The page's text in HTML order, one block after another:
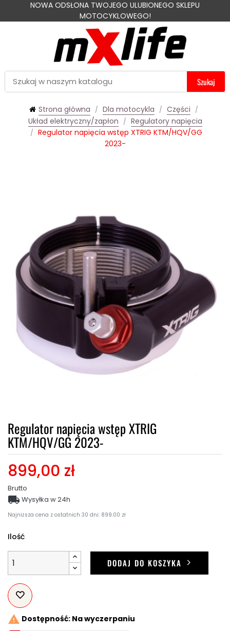
NOWA ODSŁONA TWOJEGO ULUBIONEGO SKLEPU
MOTOCYKLOWEGO!
Szukaj
Strona główna Dla motocykla
Części
Układ elektryczny/zapłon
Regulatory napięcia
Regulator napięcia wstęp XTRIG KTM/HQV/GG
2023-
Regulator napięcia wstęp XTRIG
KTM/HQV/GG 2023-
899,00 zł
Brutto
Najniższa cena z ostatnich 30 dni: 899.00 zł
 Wysyłka w 24h
Ilość
DODAJ DO KOSZYKA
 Dostępność: Na wyczerpaniu